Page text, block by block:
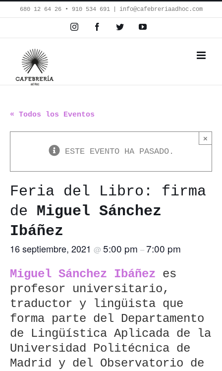
Saltar
al
contenido
680 12 64 26‬ • 910 534 691 info@cafebreriaadhoc.com
InstagramFacebookTwitterYouTube
« Todos los Eventos
×
ESTE EVENTO HA PASADO.
Feria del Libro: firma
de Miguel Sánchez
Ibáñez
16 septiembre, 2021 @ 5:00 pm –7:00 pm
Miguel Sánchez
Ibáñez es
profesor universitario,
traductor y lingüista que
forma parte del Departamento
de Lingüística Aplicada de la
Universidad Politécnica de
Madrid y del Observatorio de